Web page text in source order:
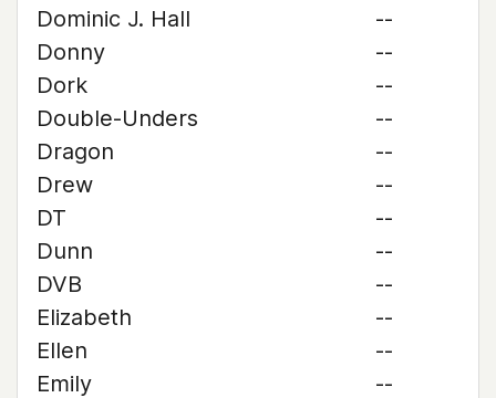
Dominic J. Hall
--
Donny
--
Dork
--
Double-Unders
--
Dragon
--
Drew
--
DT
--
Dunn
--
DVB
--
Elizabeth
--
Ellen
--
Emily
--